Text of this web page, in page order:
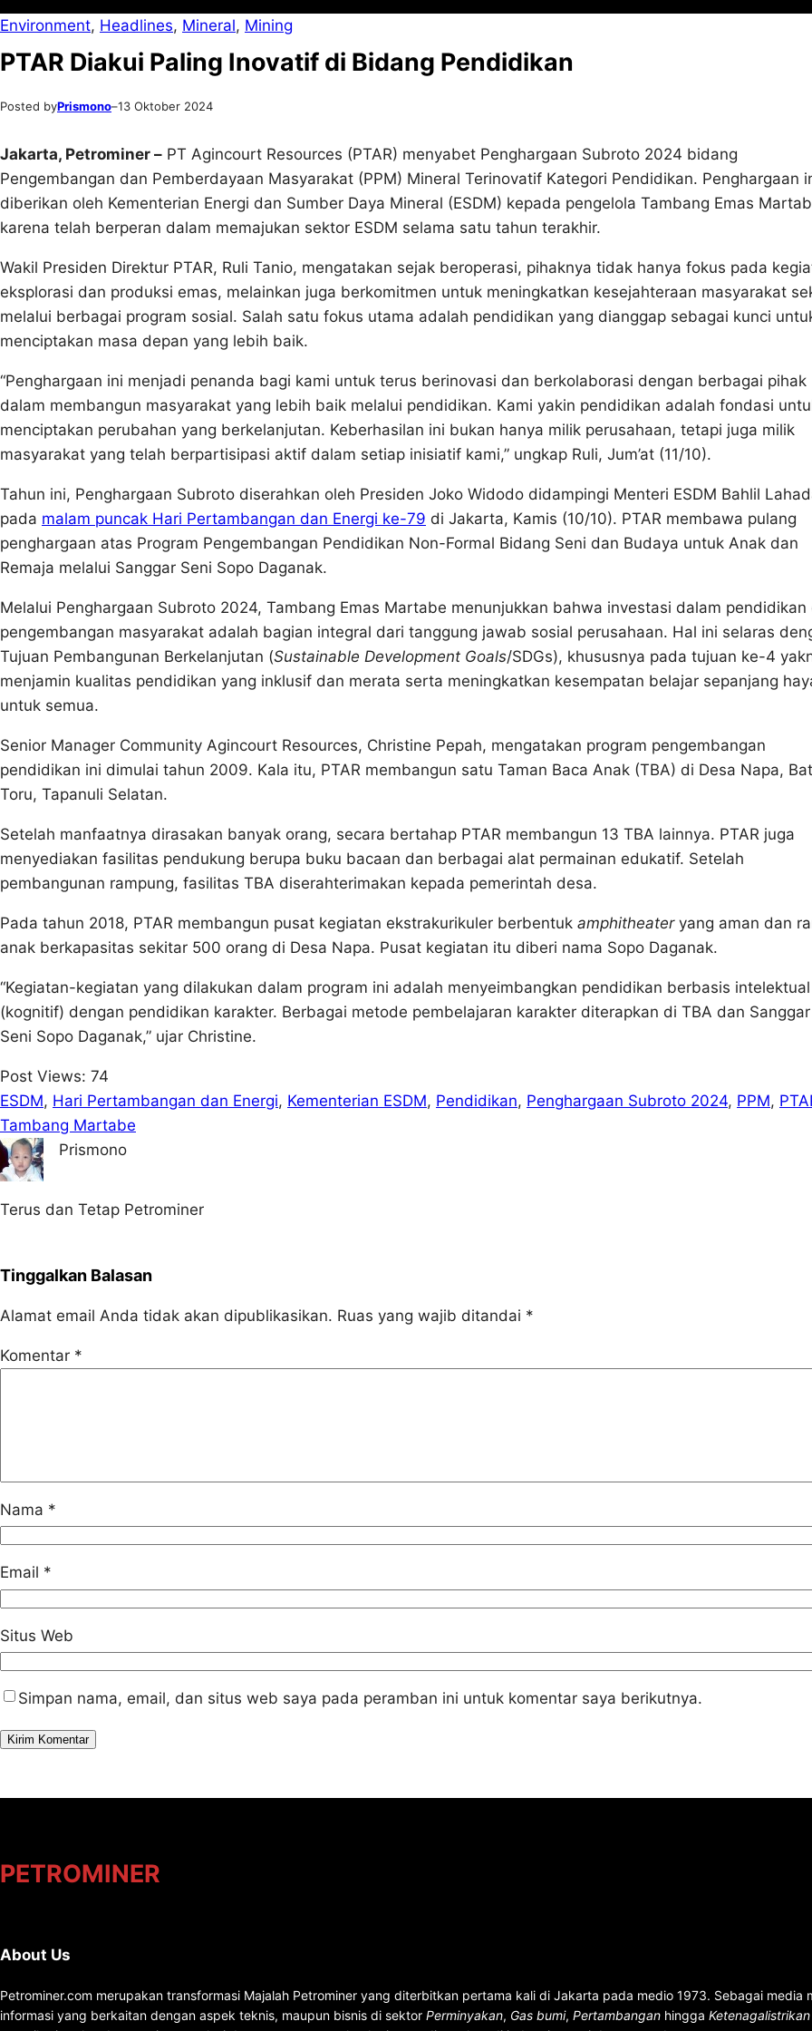
Environment, Headlines, Mineral, Mining
PTAR Diakui Paling Inovatif di Bidang Pendidikan
Posted byPrismono–13 Oktober 2024
Jakarta, Petrominer – PT Agincourt Resources (PTAR) menyabet Penghargaan Subroto 2024 bidang
Pengembangan dan Pemberdayaan Masyarakat (PPM) Mineral Terinovatif Kategori Pendidikan. Penghargaan
diberikan oleh Kementerian Energi dan Sumber Daya Mineral (ESDM) kepada pengelola Tambang Emas
karena telah berperan dalam memajukan sektor ESDM selama satu tahun terakhir.
Wakil Presiden Direktur PTAR, Ruli Tanio, mengatakan sejak beroperasi, pihaknya tidak hanya fokus pada
eksplorasi dan produksi emas, melainkan juga berkomitmen untuk meningkatkan kesejahteraan masyarakat
melalui berbagai program sosial. Salah satu fokus utama adalah pendidikan yang dianggap sebagai kunci
menciptakan masa depan yang lebih baik.
“Penghargaan ini menjadi penanda bagi kami untuk terus berinovasi dan berkolaborasi dengan berbagai pihak
dalam membangun masyarakat yang lebih baik melalui pendidikan. Kami yakin pendidikan adalah fondasi
menciptakan perubahan yang berkelanjutan. Keberhasilan ini bukan hanya milik perusahaan, tetapi juga milik
masyarakat yang telah berpartisipasi aktif dalam setiap inisiatif kami,” ungkap Ruli, Jum’at (11/10).
Tahun ini, Penghargaan Subroto diserahkan oleh Presiden Joko Widodo didampingi Menteri ESDM Bahlil
pada malam puncak Hari Pertambangan dan Energi ke-79 di Jakarta, Kamis (10/10). PTAR membawa pulang
penghargaan atas Program Pengembangan Pendidikan Non-Formal Bidang Seni dan Budaya untuk Anak dan
Remaja melalui Sanggar Seni Sopo Daganak.
Melalui Penghargaan Subroto 2024, Tambang Emas Martabe menunjukkan bahwa investasi dalam pendidikan
pengembangan masyarakat adalah bagian integral dari tanggung jawab sosial perusahaan. Hal ini selaras
Tujuan Pembangunan Berkelanjutan (Sustainable Development Goals/SDGs), khususnya pada tujuan ke-4
menjamin kualitas pendidikan yang inklusif dan merata serta meningkatkan kesempatan belajar sepanjang
untuk semua.
Senior Manager Community Agincourt Resources, Christine Pepah, mengatakan program pengembangan
pendidikan ini dimulai tahun 2009. Kala itu, PTAR membangun satu Taman Baca Anak (TBA) di Desa Napa,
Toru, Tapanuli Selatan.
Setelah manfaatnya dirasakan banyak orang, secara bertahap PTAR membangun 13 TBA lainnya. PTAR juga
menyediakan fasilitas pendukung berupa buku bacaan dan berbagai alat permainan edukatif. Setelah
pembangunan rampung, fasilitas TBA diserahterimakan kepada pemerintah desa.
Pada tahun 2018, PTAR membangun pusat kegiatan ekstrakurikuler berbentuk amphitheateryang aman dan
anak berkapasitas sekitar 500 orang di Desa Napa. Pusat kegiatan itu diberi nama Sopo Daganak.
“Kegiatan-kegiatan yang dilakukan dalam program ini adalah menyeimbangkan pendidikan berbasis intelektual
(kognitif) dengan pendidikan karakter. Berbagai metode pembelajaran karakter diterapkan di TBA dan Sanggar
Seni Sopo Daganak,” ujar Christine.
Post Views: 74
ESDM, Hari Pertambangan dan Energi, Kementerian ESDM, Pendidikan, Penghargaan Subroto 2024, PPM,
Tambang Martabe
Prismono
Terus dan Tetap Petrominer
Tinggalkan Balasan
Alamat email Anda tidak akan dipublikasikan. Ruas yang wajib ditandai *
Komentar *
Nama *
Email *
Situs Web
Simpan nama, email, dan situs web saya pada peramban ini untuk komentar saya berikutnya.
PETROMINER
About Us
Petrominer.com merupakan transformasi Majalah Petrominer yang diterbitkan pertama kali di Jakarta pada medio 1973. Sebagai media
informasi yang berkaitan dengan aspek teknis, maupun bisnis di sektor Perminyakan, Gas bumi, Pertambangan hingga